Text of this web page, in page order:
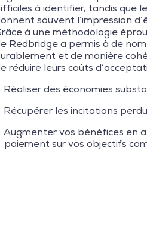
à identifier, tandis que
souvent l’impression
à une méthodologie
Redbridge a permis à de
et de manière
réduire leurs coûts
Réaliser des économies
Récupérer les incitations
Augmenter vos bénéfices en
paiement sur vos objectifs